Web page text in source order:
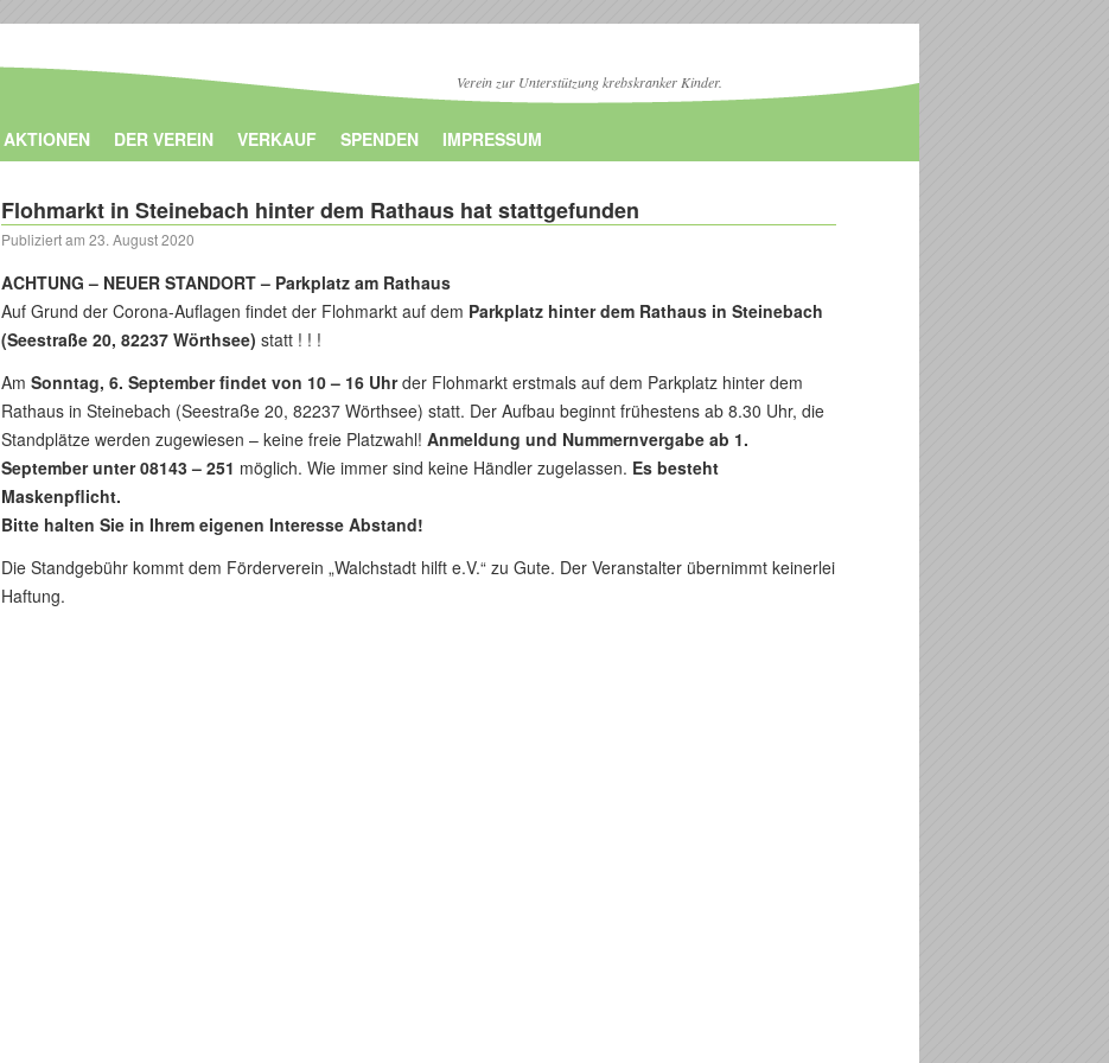
Verein zur Unterstützung krebskranker Kinder.
AKTIONEN DER VEREIN VERKAUF SPENDEN IMPRESSUM
Flohmarkt in Steinebach hinter dem Rathaus hat stattgefunden
Publiziert am 23. August 2020
ACHTUNG – NEUER STANDORT – Parkplatz am Rathaus
Auf Grund der Corona-Auflagen findet der Flohmarkt auf dem Parkplatz hinter dem Rathaus in Steinebach
(Seestraße 20, 82237 Wörthsee) statt ! ! !
Am Sonntag, 6. September findet von 10 – 16 Uhrder Flohmarkt erstmals auf dem Parkplatz hinter dem
Rathaus in Steinebach (Seestraße 20, 82237 Wörthsee) statt. Der Aufbau beginnt frühestens ab 8.30 Uhr, die
Standplätze werden zugewiesen – keine freie Platzwahl! Anmeldung und Nummernvergabe ab 1.
September unter 08143 – 251 möglich. Wie immer sind keine Händler zugelassen. Es besteht
Maskenpflicht.
Bitte halten Sie in Ihrem eigenen Interesse Abstand!
Die Standgebühr kommt dem Förderverein „Walchstadt hilft e.V.“ zu Gute. Der Veranstalter übernimmt keinerlei
Haftung.